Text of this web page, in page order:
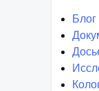
Блог